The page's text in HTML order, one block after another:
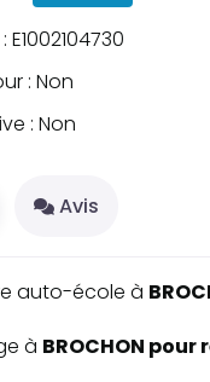
: Non
: Non
Avis
auto-école à
à BROCHON